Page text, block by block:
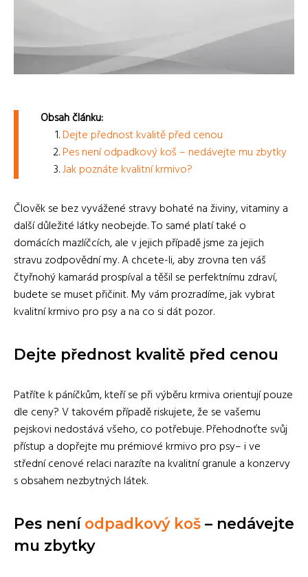
Obsah článku:
Dejte přednost kvalitě před cenou
Pes není odpadkový koš – nedávejte mu zbytky
Jak poznáte kvalitní krmivo?
Člověk se bez vyvážené stravy bohaté na živiny, vitaminy a
další důležité látky neobejde. To samé platí také o
domácích mazlíčcích, ale v jejich případě jsme za jejich
stravu zodpovědní my. A chcete-li, aby zrovna ten váš
čtyřnohý kamarád prospíval a těšil se perfektnímu zdraví,
budete se muset přičinit.My vám prozradíme, jak vybrat
kvalitní krmivo pro psy a na co si dát pozor.
Dejte přednost kvalitě před cenou
Patříte k páníčkům, kteří se při výběru krmiva orientují pouze
dle ceny? V takovém případě riskujete, že se vašemu
pejskovi nedostává všeho, co potřebuje. Přehodnoťte svůj
přístup a dopřejte mu prémiové krmivo pro psy– i ve
střední cenové relaci narazíte na kvalitní granule a konzervy
s obsahem nezbytných látek.
Pes neníodpadkový koš – nedávejte
mu zbytky